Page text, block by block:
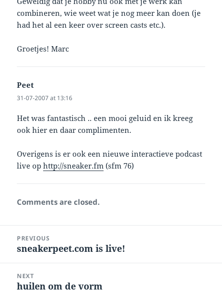
combineren, wie weet wat je nog meer kan doen (je
had het al een keer over screen casts etc.).
Groetjes! Marc
Peet
31-07-2007 at 13:16
Het was fantastisch .. een mooi geluid en ik kreeg
ook hier en daar complimenten.
Overigens is er ook een nieuwe interactieve podcast
live ophttp://sneaker.fm (sfm 76)
Comments are closed.
navigation
PREVIOUS
Previous
sneakerpeet.com is live!
NEXT
Next
huilen om de vorm